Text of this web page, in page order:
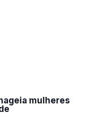
mulheres